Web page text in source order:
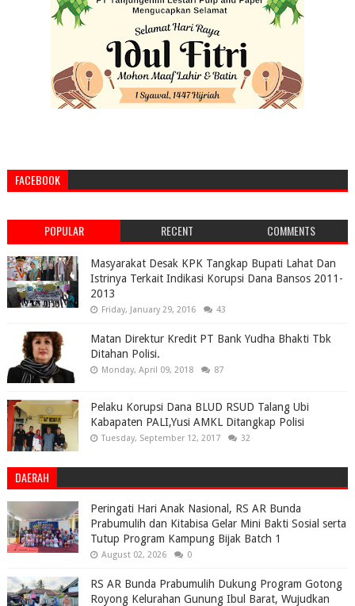
FACEBOOK
POPULAR RECENT COMMENTS
Masyarakat Desak KPK Tangkap Bupati Lahat Dan
Istrinya Terkait Indikasi Korupsi Dana Bansos 2011-
2013
Friday, January 29, 2016 43
Matan Direktur Kredit PT Bank Yudha Bhakti Tbk
Ditahan Polisi.
Monday, April 09, 2018 87
Pelaku Korupsi Dana BLUD RSUD Talang Ubi
Kabapaten PALI,Yusi AMKL Ditangkap Polisi
Tuesday, September 12, 2017 32
DAERAH
Peringati Hari Anak Nasional, RS AR Bunda
Prabumulih dan Kitabisa Gelar Mini Bakti Sosial serta
Tutup Program Kampung Bijak Batch 1
August 02, 2026 0
RS AR Bunda Prabumulih Dukung Program Gotong
Royong Kelurahan Gunung Ibul Barat, Wujudkan